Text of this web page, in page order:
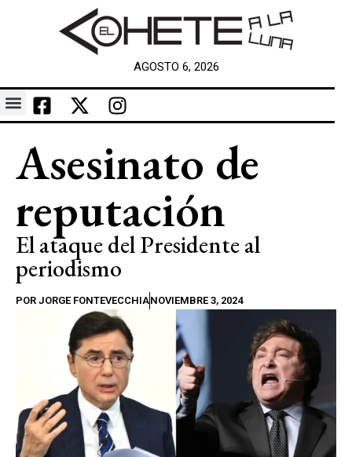
AGOSTO 6, 2026
Asesinato de
reputación
El ataque del Presidente al
periodismo
POR JORGE FONTEVECCHIANOVIEMBRE 3, 2024